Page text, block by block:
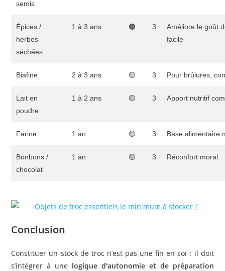
semis
Épices /
herbes
séchées
1 à 3 ans 🟠 3
Améliore le goût
facile
Biafine 2 à 3 ans 🟡 3 Pour brûlures,
Lait en
poudre
1 à 2 ans 🟡 3 Apport nutritif
Farine 1 an 🟡 3 Base alimentaire
Bonbons /
chocolat
1 an 🟡 3 Réconfort moral
Conclusion
Constituer un stock de troc n’est pas une fin en soi : il doit
s’intégrer à une logique d’autonomie et de préparation